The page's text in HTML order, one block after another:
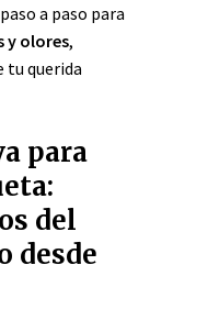
a paso para
y olores,
tu querida
para
del
desde